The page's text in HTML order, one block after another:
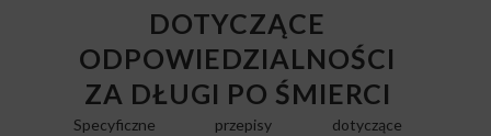
DOTYCZĄCE
ODPOWIEDZIALNOŚCI
ZA DŁUGI PO ŚMIERCI
Specyficzne przepisy dotyczące